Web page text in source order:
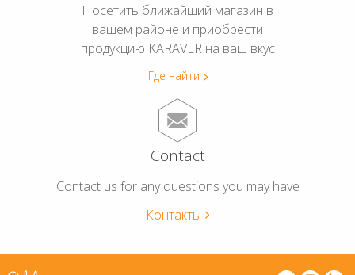
Посетить ближайший магазин в
вашем районе и приобрести
продукцию KARAVER на ваш вкус
Где найти
Contact
Contact us for any questions you may have
Контакты